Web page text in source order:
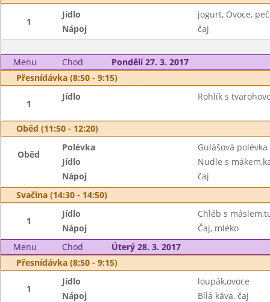
1
Jídlo
jogurt, Ovoce,
Nápoj
čaj
Menu Chod
Pondělí 27. 3. 2017
Přesnídávka (8:50 - 9:15)
1
Jídlo Rohlík s
Oběd (11:50 - 12:20)
Oběd
Polévka
Gulášová polévka
Jídlo
Nudle s
Nápoj
čaj
Svačina (14:30 - 14:50)
1
Jídlo
Chléb s
Nápoj
Čaj, mléko
Menu
Chod
Úterý 28. 3. 2017
Přesnídávka (8:50 - 9:15)
1
Jídlo
loupák,ovoce
Nápoj
Bílá káva, čaj